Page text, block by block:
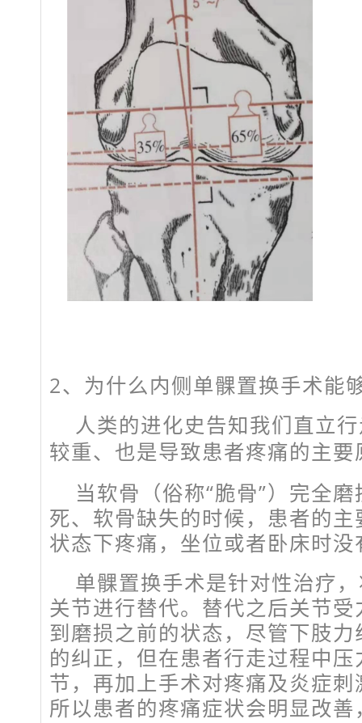
2、 为什么内侧单髁置换手术能
人类的进化史告知我们直立
较重、也是导致患者疼痛的主要
当软骨（俗称“脆骨”）完全
死、软骨缺失的时候，患者的
状态下疼痛，坐位或者卧床时没
单髁置换手术是针对性治疗
关节进行替代。替代之后关节
到磨损之前的状态，尽管下肢
的纠正，但在患者行走过程中
节，再加上手术对疼痛及炎症
所以患者的疼痛症状会明显改